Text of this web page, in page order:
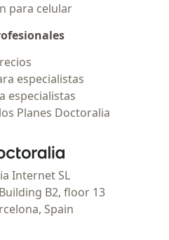
para celular
especialistas
especialistas
Planes Doctoralia
Doctoralia - Página de inicio
Internet SL
B2, floor 13
Spain